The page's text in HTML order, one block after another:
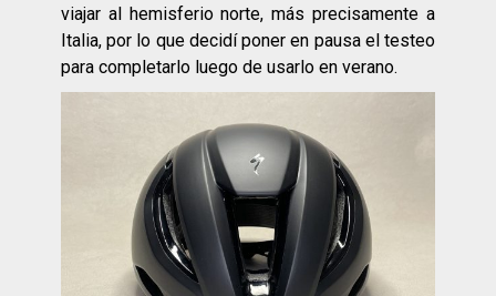
viajar al hemisferio norte, más precisamente a
Italia, por lo que decidí poner en pausa el testeo
para completarlo luego de usarlo en verano.